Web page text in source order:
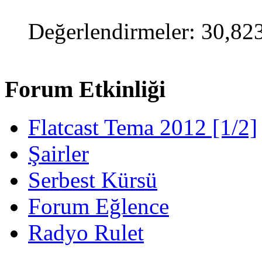
Değerlendirmeler:
Forum Etkinliği
Flatcast Tema 2012 [1/2]
Şairler
Serbest Kürsü
Forum Eğlence
Radyo Rulet